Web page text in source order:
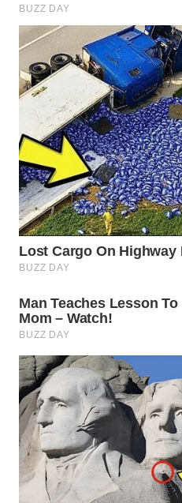
KONSUMEN
WAHANA
LISTRIK
WAHANA
TRAVEL
WAHANA
TV
WAHANANEWS
ID
CO ID
WAHANANEWS
NET
WAHANA
SPORT
WAHANA
UMKM